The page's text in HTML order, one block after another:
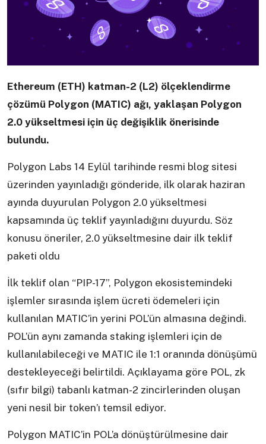
Ethereum (ETH) katman-2 (L2) ölçeklendirme
çözümü Polygon (MATIC) ağı, yaklaşan Polygon
2.0 yükseltmesi için üç değişiklik önerisinde
bulundu.
Polygon Labs 14 Eylül tarihinde resmi blog sitesi
üzerinden yayınladığı gönderide, ilk olarak haziran
ayında duyurulan Polygon 2.0 yükseltmesi
kapsamında üç teklif yayınladığını duyurdu. Söz
konusu öneriler, 2.0 yükseltmesine dair ilk teklif
paketi oldu
İlk teklif olan “PIP-17”, Polygon ekosistemindeki
işlemler sırasında işlem ücreti ödemeleri için
kullanılan MATIC’in yerini POL’ün almasına değindi.
POL’ün aynı zamanda staking işlemleri için de
kullanılabileceği ve MATIC ile 1:1 oranında dönüşümü
destekleyeceği belirtildi. Açıklayama göre POL, zk
(sıfır bilgi) tabanlı katman-2 zincirlerinden oluşan
yeni nesil bir token’ı temsil ediyor.
Polygon MATIC’in POL’a dönüştürülmesine dair